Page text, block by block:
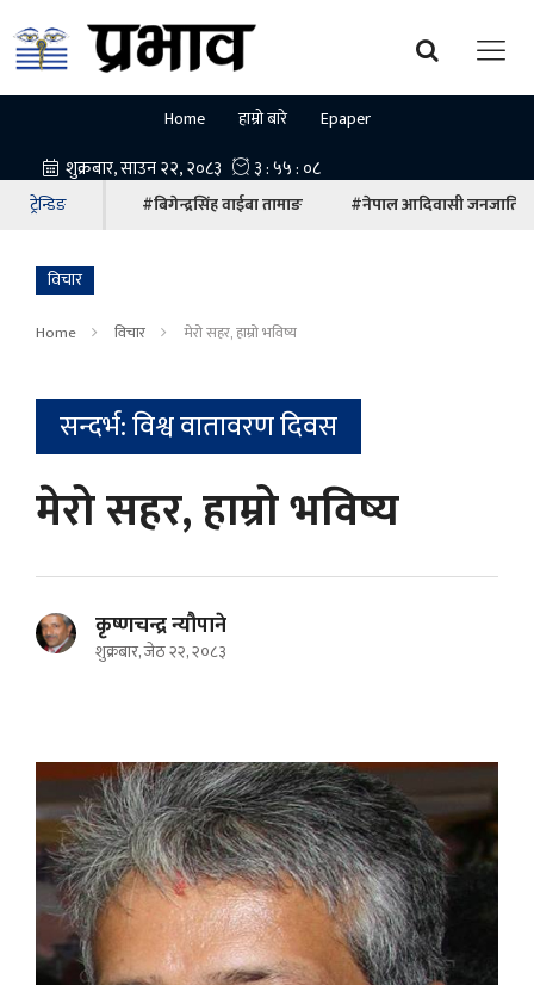
Home हाम्रो बारे Epaper
ट्रेन्डिङ #बिगेन्द्रसिंह वाईबा तामाङ #नेपाल आदिवासी जनजाति
विचार
Home विचार मेरो सहर, हाम्रो भविष्य
सन्दर्भ: विश्व वातावरण दिवस
मेरो सहर, हाम्रो भविष्य
कृष्णचन्द्र न्यौपाने
शुक्रबार, जेठ २२, २०८३